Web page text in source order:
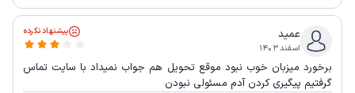
عمید
اسفند ۱۴۰۳
پیشنهاد نکرده
برخورد میزبان خوب نبود موقع تحویل هم جواب نمیداد با سایت تماس
گرفتیم پیگیری کردن آدم مسئولی نبودن